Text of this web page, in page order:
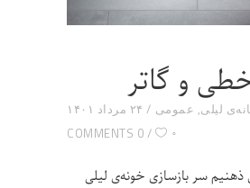
و گاتر
۲۴ مرداد ۱۴۰۱ لیلی, عمومی
0 COMMENTS
۰
ذهنیم سر بازسازی خونه‌ی لیلی